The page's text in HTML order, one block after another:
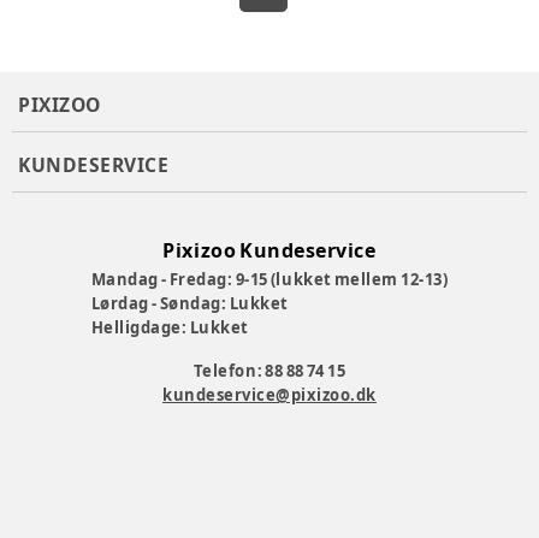
PIXIZOO
KUNDESERVICE
Pixizoo Kundeservice
Mandag - Fredag: 9-15 (lukket mellem 12-13)
Lørdag - Søndag: Lukket
Helligdage: Lukket
Telefon: 88 88 74 15
kundeservice@pixizoo.dk